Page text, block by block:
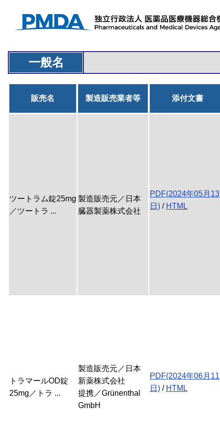
一般名
販売名 製造販売業者等 添付文書
ツートラム錠25mg
／ツートラ ...
製造販売元／日本
臓器製薬株式会社
PDF(2024年05月13
日) / HTML
トラマールOD錠
25mg／トラ ...
製造販売元／日本
新薬株式会社
提携／Grünenthal
GmbH
PDF(2024年06月11
日) / HTML